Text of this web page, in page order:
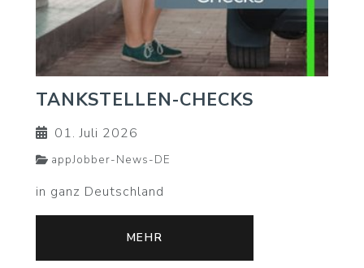
TANKSTELLEN-CHECKS
01. Juli 2026
appJobber-News-DE
in ganz Deutschland
MEHR